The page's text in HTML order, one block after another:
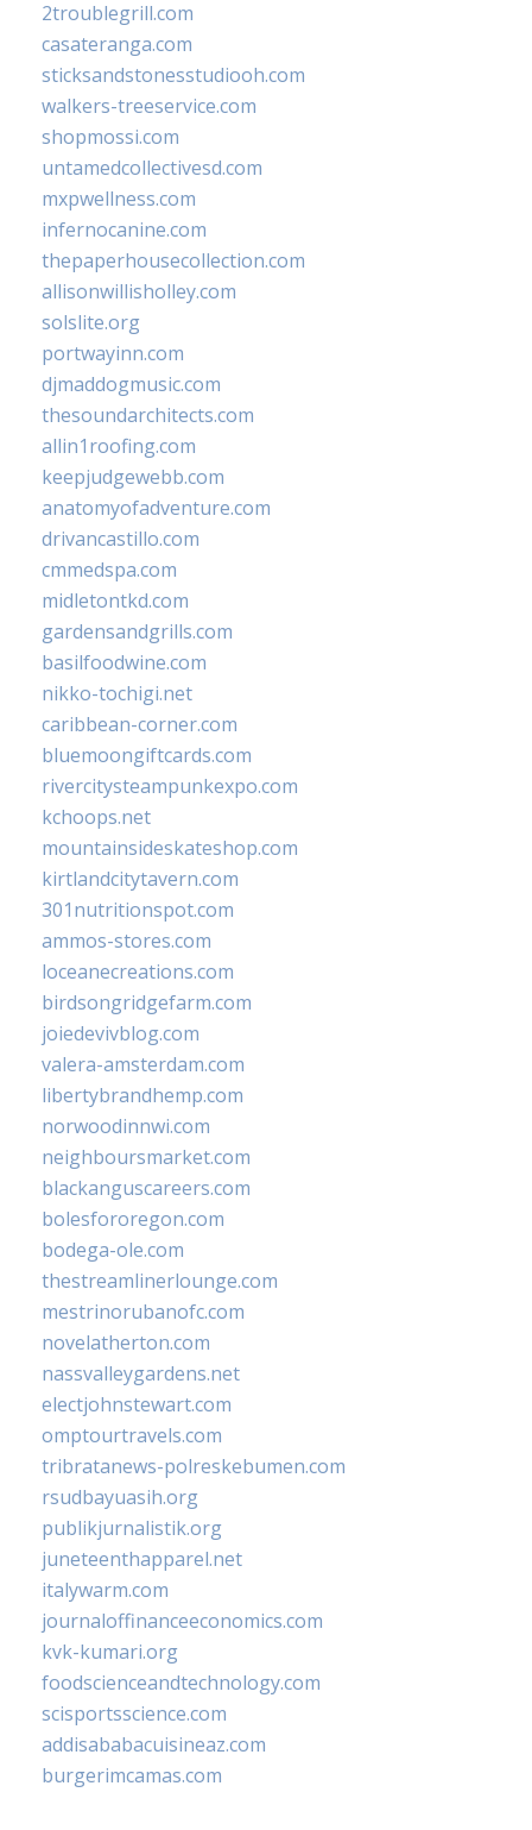
2troublegrill.com
casateranga.com
sticksandstonesstudiooh.com
walkers-treeservice.com
shopmossi.com
untamedcollectivesd.com
mxpwellness.com
infernocanine.com
thepaperhousecollection.com
allisonwillisholley.com
solslite.org
portwayinn.com
djmaddogmusic.com
thesoundarchitects.com
allin1roofing.com
keepjudgewebb.com
anatomyofadventure.com
drivancastillo.com
cmmedspa.com
midletontkd.com
gardensandgrills.com
basilfoodwine.com
nikko-tochigi.net
caribbean-corner.com
bluemoongiftcards.com
rivercitysteampunkexpo.com
kchoops.net
mountainsideskateshop.com
kirtlandcitytavern.com
301nutritionspot.com
ammos-stores.com
loceanecreations.com
birdsongridgefarm.com
joiedevivblog.com
valera-amsterdam.com
libertybrandhemp.com
norwoodinnwi.com
neighboursmarket.com
blackanguscareers.com
bolesfororegon.com
bodega-ole.com
thestreamlinerlounge.com
mestrinorubanofc.com
novelatherton.com
nassvalleygardens.net
electjohnstewart.com
omptourtravels.com
tribratanews-polreskebumen.com
rsudbayuasih.org
publikjurnalistik.org
juneteenthapparel.net
italywarm.com
journaloffinanceeconomics.com
kvk-kumari.org
foodscienceandtechnology.com
scisportsscience.com
addisababacuisineaz.com
burgerimcamas.com